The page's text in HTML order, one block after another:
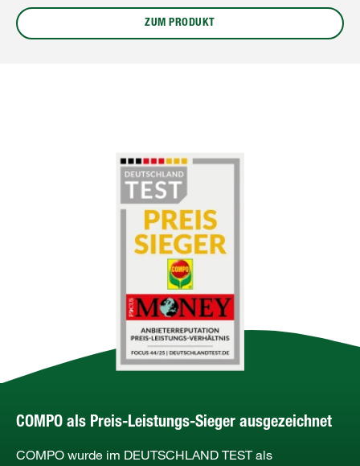
ZUM PRODUKT
COMPO als Preis-Leistungs-Sieger ausgezeichnet
COMPO wurde im DEUTSCHLAND TEST als